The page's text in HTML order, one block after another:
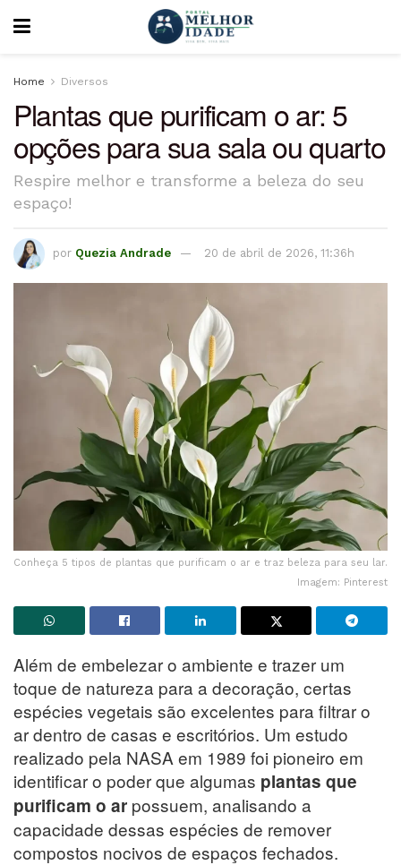
Home Diversos
Plantas que purificam o ar: 5
opções para sua sala ou quarto
Respire melhor e transforme a beleza do seu
espaço!
por Quezia Andrade 20 de abril de 2026, 11:36h
Conheça 5 tipos de plantas que purificam o ar e traz beleza para seu lar.
Imagem: Pinterest
Além de embelezar o ambiente e trazer um
toque de natureza para a decoração, certas
espécies vegetais são excelentes para filtrar o
ar dentro de casas e escritórios. Um estudo
realizado pela NASA em 1989 foi pioneiro em
identificar o poder que algumas plantas que
purificam o ar possuem, analisando a
capacidade dessas espécies de remover
compostos nocivos de espaços fechados.